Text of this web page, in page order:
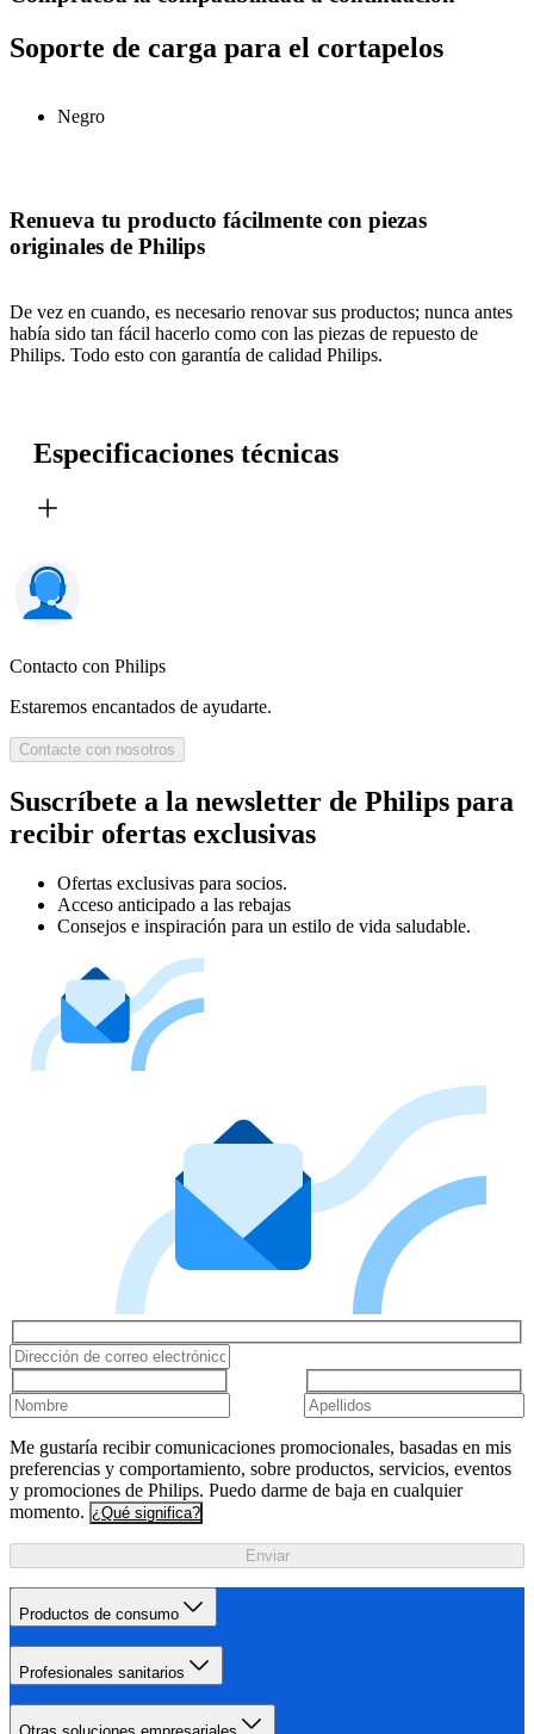
Soporte de carga para el cortapelos
Negro
Renueva tu producto fácilmente con piezas
originales de Philips
De vez en cuando, es necesario renovar sus productos; nunca antes
había sido tan fácil hacerlo como con las piezas de repuesto de
Philips. Todo esto con garantía de calidad Philips.
Especificaciones técnicas
Contacto con Philips
Estaremos encantados de ayudarte.
Contacte con nosotros
Suscríbete a la newsletter de Philips para
recibir ofertas exclusivas
Ofertas exclusivas para socios.
Acceso anticipado a las rebajas
Consejos e inspiración para un estilo de vida saludable.
Me gustaría recibir comunicaciones promocionales, basadas en mis
preferencias y comportamiento, sobre productos, servicios, eventos
y promociones de Philips. Puedo darme de baja en cualquier
momento. ¿Qué significa?
Enviar
Productos de consumo
Profesionales sanitarios